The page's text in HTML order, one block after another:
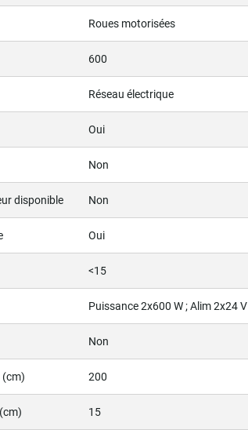
Roues motorisées
600
Réseau électrique
Oui
Non
disponible Non
Oui
<15
Puissance 2x600 W ; Alim 2x24 V
Non
(cm) 200
15